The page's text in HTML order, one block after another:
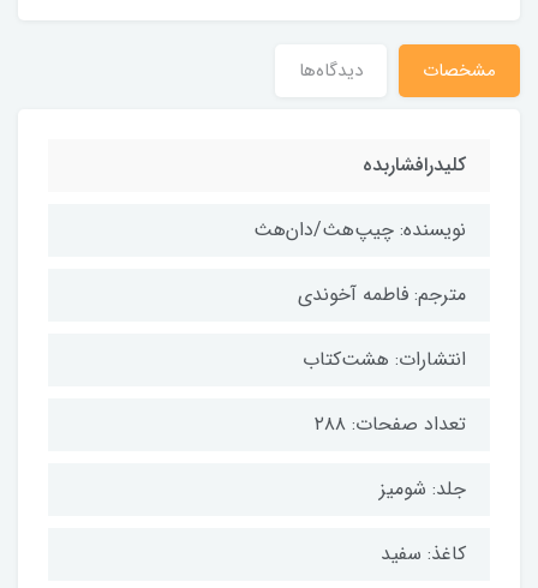
مشخصات دیدگاه‌ها
کلیدرافشاربده
نویسنده: چیپ‌هث/دان‌هث
مترجم: فاطمه آخوندی
انتشارات: هشت‌کتاب
تعداد صفحات: ۲۸۸
جلد: شومیز
کاغذ: سفید